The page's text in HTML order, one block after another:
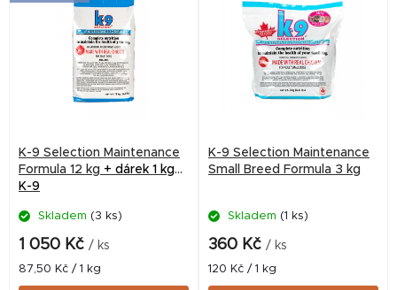
o
d
K-9 Selection Maintenance
Formula 12 kg + dárek 1 kg
K-9
Skladem (3 ks)
1 050 Kč / ks
Měrná
cena:
87,50 Kč / 1 kg
K-9 Selection Maintenance
Small Breed Formula 3 kg
Skladem (1 ks)
360 Kč / ks
Měrná
cena:
120 Kč / 1 kg